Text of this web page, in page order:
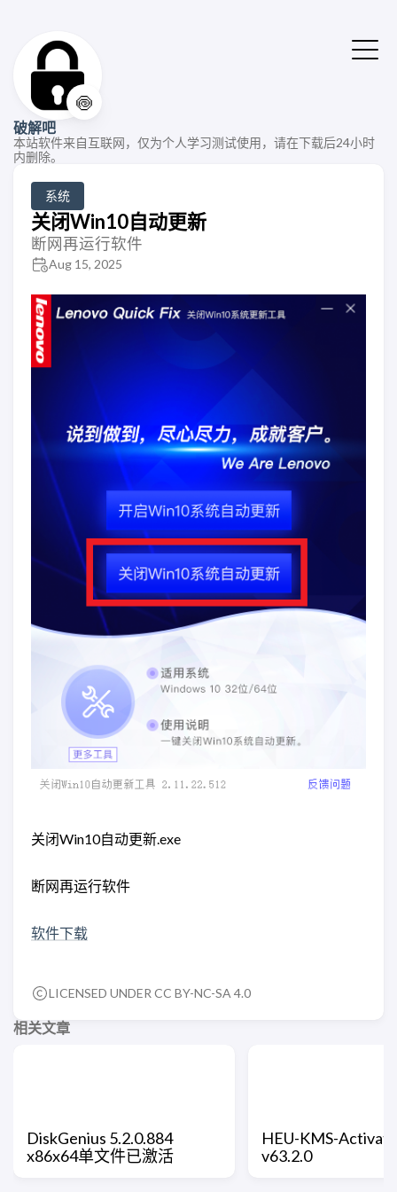
🍥
破解吧
本站软件来自互联网，仅为个人学习测试使用，请在下载后24小时
内删除。
系统
关闭Win10自动更新
断网再运行软件
Aug 15, 2025
关闭Win10自动更新.exe
断网再运行软件
软件下载
LICENSED UNDER CC BY-NC-SA 4.0
相关文章
DiskGenius 5.2.0.884
x86x64单文件已激活
HEU-KMS-
v63.2.0